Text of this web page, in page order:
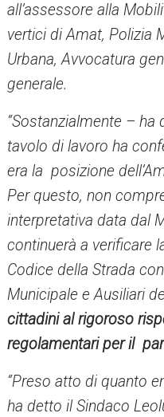
all’assessore alla
vertici di Amat, Polizia
Urbana, Avvocatura
generale.
“Sostanzialmente – ha
tavolo di lavoro ha
era la posizione
Per questo, non
interpretativa data dal
continuerà a verificare
Codice della Strada
Municipale e Ausiliari
cittadini al rigoroso
regolamentari per il
“Preso atto di quanto
ha detto il Sindaco